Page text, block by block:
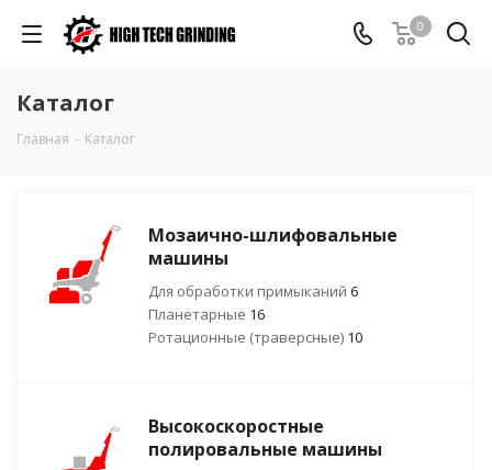
0
Каталог
Главная - Каталог
Мозаично-шлифовальные
машины
Для обработки примыканий 6
Планетарные 16
Ротационные (траверсные) 10
Высокоскоростные
полировальные машины